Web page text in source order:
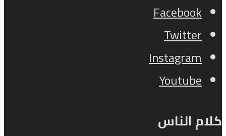
Facebook
Twitter
Instagram
Youtube
كلام الناس